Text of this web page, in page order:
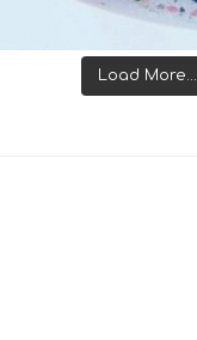
Load More...